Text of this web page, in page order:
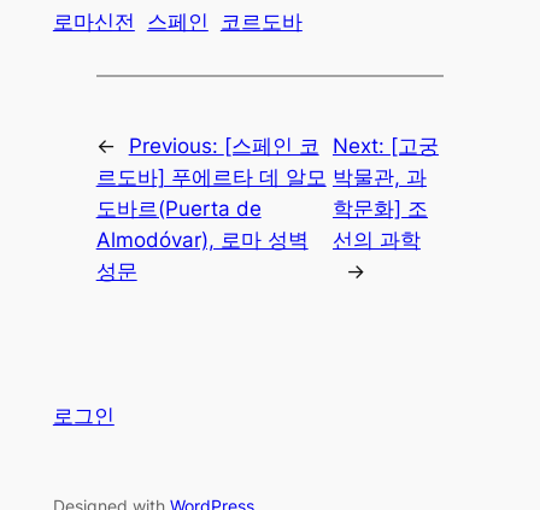
로마신전 스페인 코르도바
← Previous: [스페인 코
르도바] 푸에르타 데 알모
도바르(Puerta de
Almodóvar), 로마 성벽
성문
Next: [고궁
박물관, 과
학문화] 조
선의 과학
→
로그인
Designed with WordPress